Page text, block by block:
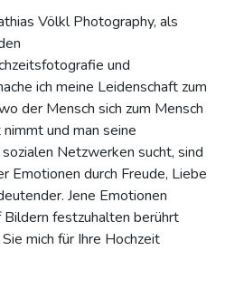
Völkl Photography, als
und
ich meine Leidenschaft zum
der Mensch sich zum Mensch
und man seine
sozialen Netzwerken sucht, sind
Emotionen durch Freude, Liebe
Jene Emotionen
Bildern festzuhalten berührt
mich für Ihre Hochzeit